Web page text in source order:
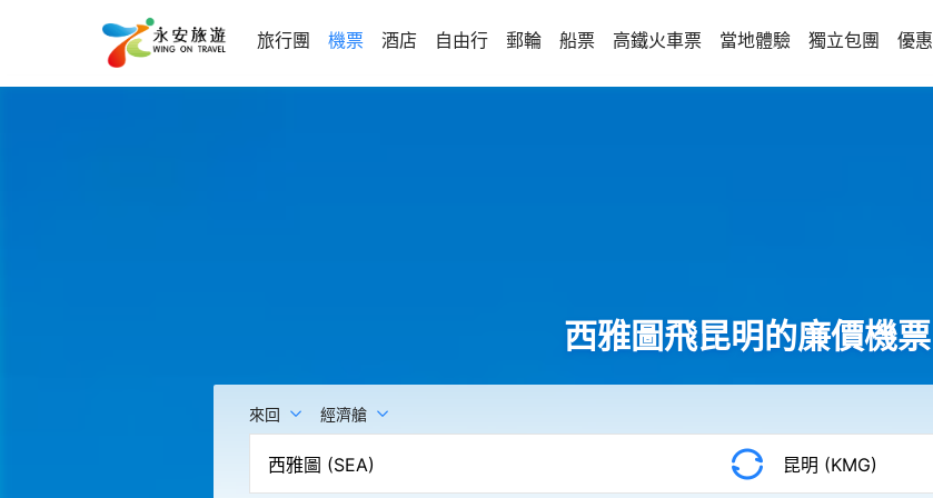
旅行團 機票 酒店 自由行 郵輪 船票 高鐵火車票 當地體驗 獨立包團 優惠
西雅圖飛昆明的廉價機票
來回 經濟艙